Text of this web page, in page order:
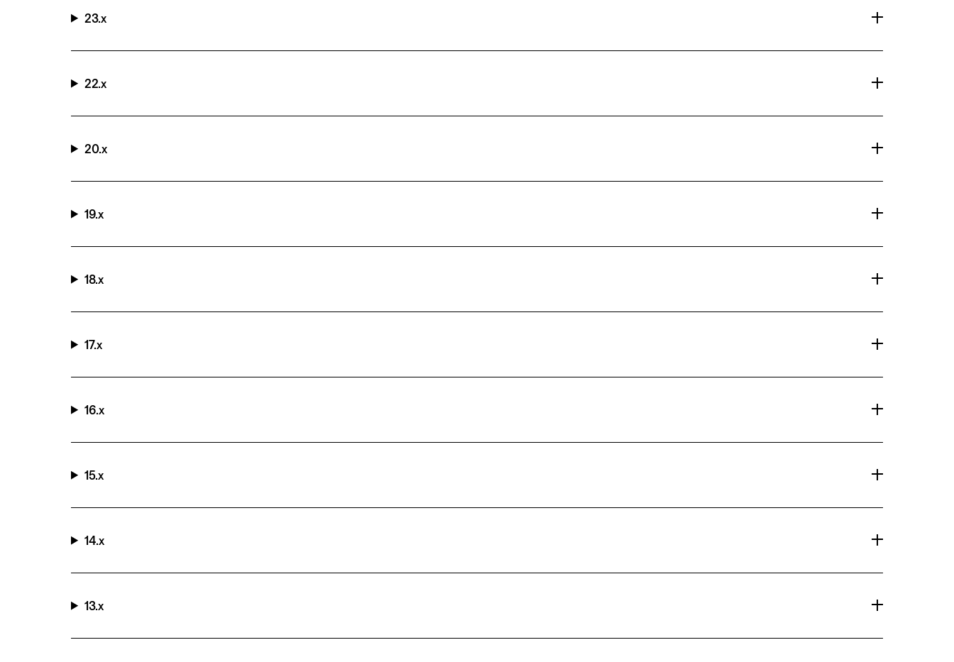
23.x
22.x
20.x
19.x
18.x
17.x
16.x
15.x
14.x
13.x